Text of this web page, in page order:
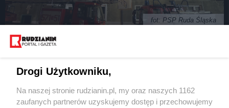
fot: PSP Ruda Śląska
Śląskiej Goduli
Wydawca mediów
Drogi Użytkowniku,
Na naszej stronie rudzianin.pl, my oraz naszych 1162
zaufanych partnerów uzyskujemy dostęp i przechowujemy